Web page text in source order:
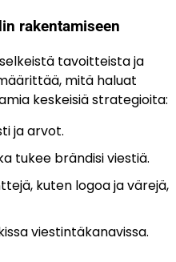
rakentamiseen
tavoitteista ja
mitä haluat
keskeisiä strategioita:
ja arvot.
tukee brändisi viestiä.
kuten logoa ja värejä,
viestintäkanavissa.